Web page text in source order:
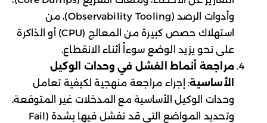
وأدوات الرصد (Observability Tooling)، من
استهلاك حصص كبيرة من المعالج (CPU) أو الذاكرة
على نحو يزيد الوضع سوءاً أثناء الانقطاع.
مراجعة أنماط الفشل في وحدات الوكيل
الأساسية: إجراء مراجعة منهجية لكيفية تعامل
وحدات الوكيل الأساسية مع المدخلات غير المتوقعة،
وتحديد المواضع التي قد تفشل فيها بشدة (Fail